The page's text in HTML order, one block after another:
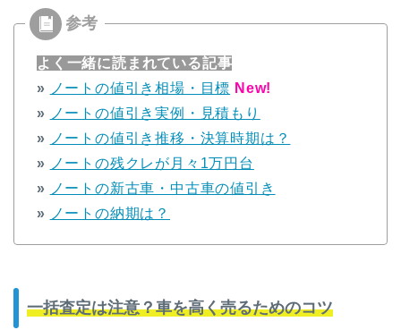
よく一緒に読まれている記事
» ノートの値引き相場・目標 New!
» ノートの値引き実例・見積もり
» ノートの値引き推移・決算時期は？
» ノートの残クレが月々1万円台
» ノートの新古車・中古車の値引き
» ノートの納期は？
一括査定は注意？車を高く売るためのコツ